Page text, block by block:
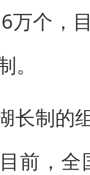
万个，
长制的
前，